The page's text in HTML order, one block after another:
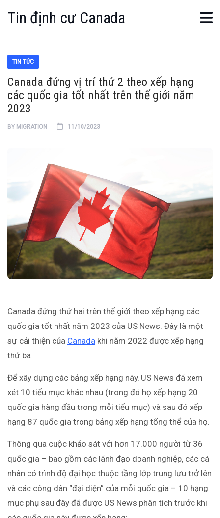
Tin định cư Canada
TIN TỨC
Canada đứng vị trí thứ 2 theo xếp hạng
các quốc gia tốt nhất trên thế giới năm
2023
BY MIGRATION 11/10/2023
Canada đứng thứ hai trên thế giới theo xếp hạng các
quốc gia tốt nhất năm 2023 của US News. Đây là một
sự cải thiện của Canada khi năm 2022 được xếp hạng
thứ ba
Để xây dựng các bảng xếp hạng này, US News đã xem
xét 10 tiểu mục khác nhau (trong đó họ xếp hạng 20
quốc gia hàng đầu trong mỗi tiểu mục) và sau đó xếp
hạng 87 quốc gia trong bảng xếp hạng tổng thể của họ.
Thông qua cuộc khảo sát với hơn 17.000 người từ 36
quốc gia – bao gồm các lãnh đạo doanh nghiệp, các cá
nhân có trình độ đại học thuộc tầng lớp trung lưu trở lên
và các công dân “đại diện” của mỗi quốc gia – 10 hạng
mục phụ sau đây đã được US News phân tích trước khi